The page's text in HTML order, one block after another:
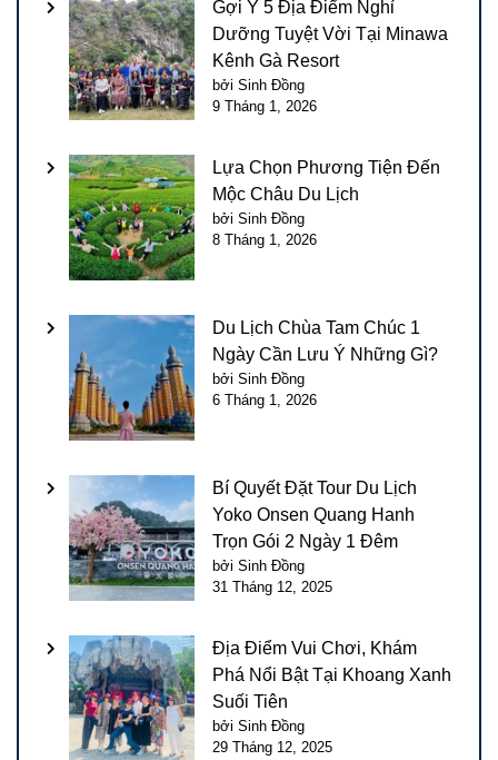
Gợi Ý 5 Địa Điểm Nghỉ
Dưỡng Tuyệt Vời Tại Minawa
Kênh Gà Resort
bởi Sinh Đồng
9 Tháng 1, 2026
Lựa Chọn Phương Tiện Đến
Mộc Châu Du Lịch
bởi Sinh Đồng
8 Tháng 1, 2026
Du Lịch Chùa Tam Chúc 1
Ngày Cần Lưu Ý Những Gì?
bởi Sinh Đồng
6 Tháng 1, 2026
Bí Quyết Đặt Tour Du Lịch
Yoko Onsen Quang Hanh
Trọn Gói 2 Ngày 1 Đêm
bởi Sinh Đồng
31 Tháng 12, 2025
Địa Điểm Vui Chơi, Khám
Phá Nổi Bật Tại Khoang Xanh
Suối Tiên
bởi Sinh Đồng
29 Tháng 12, 2025